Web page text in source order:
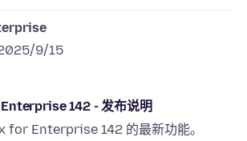
9/15
142 - 发布说明
for Enterprise 142 的最新功能。